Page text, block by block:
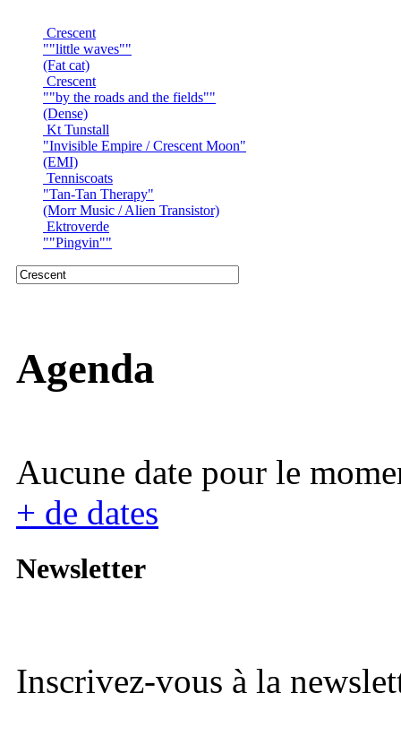
Crescent
""little waves""
(Fat cat)
Crescent
""by the roads and the fields""
(Dense)
Kt Tunstall
"Invisible Empire / Crescent Moon"
(EMI)
Tenniscoats
"Tan-Tan Therapy"
(Morr Music / Alien Transistor)
Ektroverde
""Pingvin""
Agenda
Aucune date pour le
+ de dates
Newsletter
Inscrivez-vous à la